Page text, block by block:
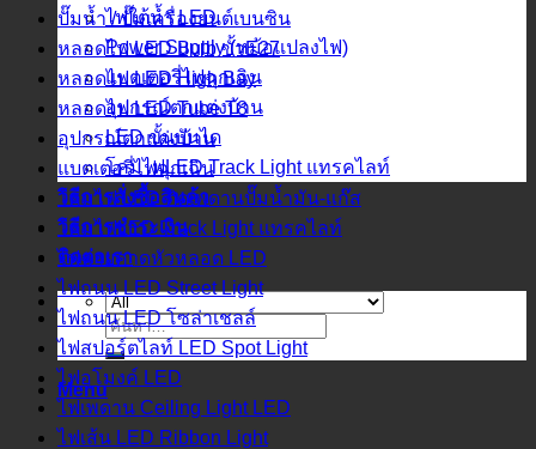
ไฟใต้น้ำ LED
Power Supply (หม้อแปลงไฟ)
แบตเตอรี่ไฟฉุกเฉิน
อุปกรณ์ตกแต่งบ้าน
LED ขั้นบันได
โคมไฟLED Track Light แทรคไลท์
วิธีการสั่งซื้อสินค้า
วิธีการชำระเงิน
ติดต่อเรา
ค้นหา:
Menu
ปั๊มน้ำ / ปั๊มเครื่องยนต์เบนซิน
หลอดไฟ LED Bulb ขั้วE27
หลอดไฟ LED High Bay
หลอดไฟ LED Tube T8
อุปกรณ์ตกแต่งบ้าน
แบตเตอรี่ไฟฉุกเฉิน
โคมไฟ LED ติดเพดานปั๊มน้ำมัน-แก๊ส
โคมไฟLED Track Light แทรคไลท์
ไฟฉายคาดหัวหลอด LED
ไฟถนน LED Street Light
ไฟถนน LED โซล่าเชลล์
ไฟสปอร์ตไลท์ LED Spot Light
ไฟอุโมงค์ LED
ไฟเพดาน Ceiling Light LED
ไฟเส้น LED Ribbon Light